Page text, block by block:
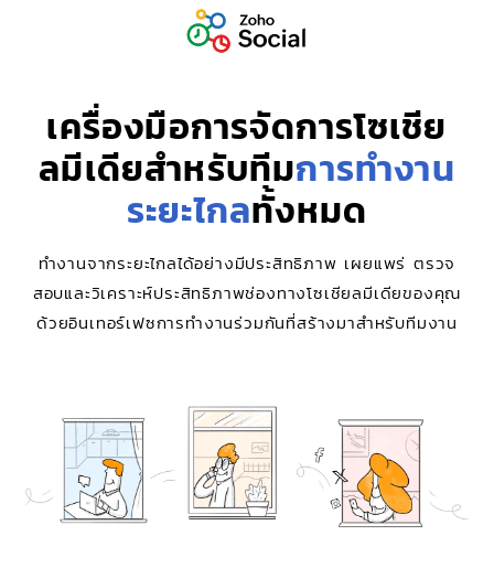
เครื่องมือการจัดการโซเชีย
ลมีเดียสำหรับทีมการทำงาน
ระยะไกลทั้งหมด
ทำงานจากระยะไกลได้อย่างมีประสิทธิภาพ เผยแพร่ ตรวจ
สอบและวิเคราะห์ประสิทธิภาพช่องทางโซเชียลมีเดียของคุณ
ด้วยอินเทอร์เฟซการทำงานร่วมกันที่สร้างมาสำหรับทีมงาน